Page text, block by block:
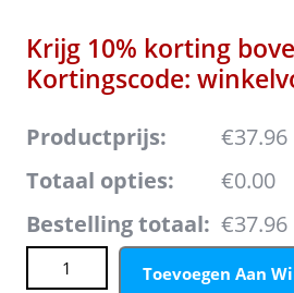
Krijg 10% korting
Kortingscode:
Productprijs:
€37.96
Totaal opties:
€0.00
Bestelling totaal: €37.96
Nederland Bart Verbruggen #1
2026 Lange Mouwen (+ broek)
Toevoegen Aan